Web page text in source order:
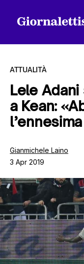
Tutti gli articoli
Chi siamo
Contatti
ATTUALITÀ
Lele
a Kean:
Gianmichele Laino
3 Apr 2019